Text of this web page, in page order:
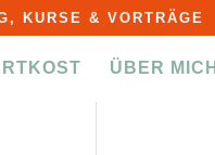
KURSE & VORTRÄGE
ÜBER MICH